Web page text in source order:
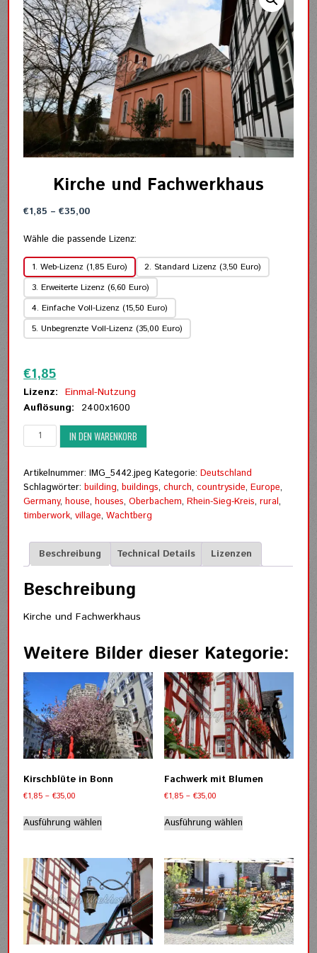
Kirche und Fachwerkhaus
€1,85 –€35,00Preisspanne:
bis
€35,00
Wähle die passende Lizenz:
1. Web-Lizenz (1,85 Euro)
2. Standard Lizenz (3,50 Euro)
3. Erweiterte Lizenz (6,60 Euro)
4. Einfache Voll-Lizenz (15,50 Euro)
5. Unbegrenzte Voll-Lizenz (35,00 Euro)
€1,85
Lizenz: Einmal-Nutzung
Auflösung: 2400x1600
Kirche
und
Menge
IN DEN WARENKORB
Artikelnummer:IMG_5442.jpeg Kategorie:Deutschland
Schlagwörter:building,buildings,church,countryside,Europe,
Germany,house,houses,Oberbachem,Rhein-Sieg-Kreis,rural,
timberwork,village,Wachtberg
Beschreibung Technical Details Lizenzen
Beschreibung
Kirche und Fachwerkhaus
Weitere Bilder dieser Kategorie:
Kirschblüte in Bonn
€1,85 –€35,00Preisspanne:
bis
€35,00
Ausführung wählen
mehrere
Varianten
auf.
Die
Optionen
können
auf
Fachwerk mit Blumen
€1,85 – €35,00Preisspanne:
bis
€35,00
Ausführung wählenProdukt
Varianten
auf.
Die
Optionen
können
auf